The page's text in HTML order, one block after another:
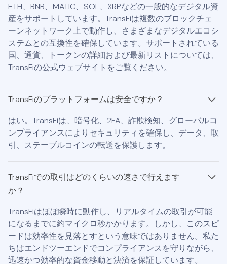
ETH、BNB、MATIC、SOL、XRPなどの一般的なデジタル資
産をサポートしています。TransFiは複数のブロックチェ
ーンネットワーク上で動作し、さまざまなデジタルエコシ
ステムとの互換性を確保しています。サポートされている
国、通貨、トークンの詳細および最新リストについては、
TransFiの公式ウェブサイトをご覧ください。
TransFiのプラットフォームは安全ですか？
はい。TransFiは、暗号化、2FA、詐欺検知、グローバルコ
ンプライアンスによりセキュリティを確保し、データ、取
引、ステーブルコインの転送を保護します。
TransFiでの取引はどのくらいの速さで行えます
か？
TransFiはほぼ瞬時に動作し、リアルタイムの取引が可能
になるまでに約マイクロ秒かかります。しかし、このスピ
ードは効率性を見落とすという意味ではありません。私た
ちはエンドツーエンドでコンプライアンスを守りながら、
迅速かつ効率的な資金移動と決済を保証しています。